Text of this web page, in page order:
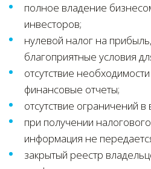
полное владение
инвесторов;
нулевой налог на
благоприятные условия
отсутствие
финансовые отчеты;
отсутствие ограничений
при получении
информация не
закрытый реестр